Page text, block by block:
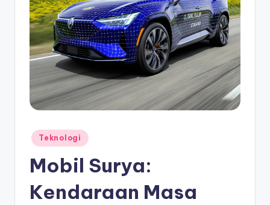
Posted
in
Teknologi
Mobil Surya:
Kendaraan Masa